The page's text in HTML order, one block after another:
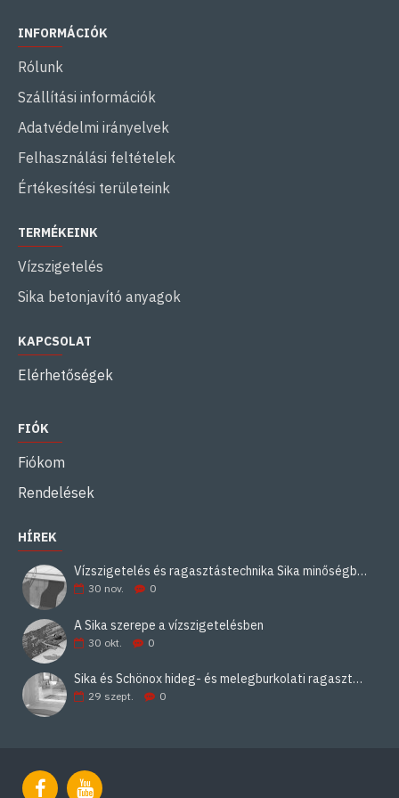
INFORMÁCIÓK
Rólunk
Szállítási információk
Adatvédelmi irányelvek
Felhasználási feltételek
Értékesítési területeink
TERMÉKEINK
Vízszigetelés
Sika betonjavító anyagok
KAPCSOLAT
Elérhetőségek
FIÓK
Fiókom
Rendelések
HÍREK
Vízszigetelés és ragasztástechnika Sika minőségben
30 nov. 0
A Sika szerepe a vízszigetelésben
30 okt. 0
Sika és Schönox hideg- és melegburkolati ragasztási rendszerek
29 szept. 0